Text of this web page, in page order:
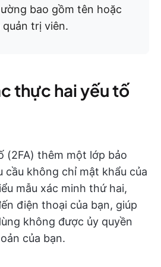
bao gồm tên hoặc
quản trị viên.
thực hai yếu tố
(2FA) thêm một lớp bảo
cầu không chỉ mật khẩu của
mẫu xác minh thứ hai,
điện thoại của bạn, giúp
không được ủy quyền
của bạn.